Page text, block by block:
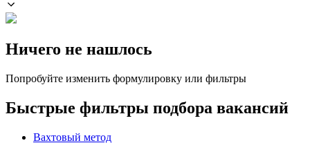
Ничего не нашлось
Попробуйте изменить формулировку или фильтры
Быстрые фильтры подбора вакансий
Вахтовый метод